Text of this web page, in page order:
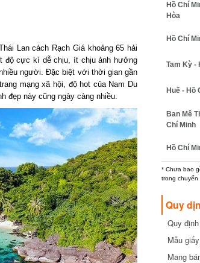
Lan cách Rạch Giá khoảng 65 hải
cực kì dễ chịu, ít chịu ảnh hưởng
người. Đặc biệt với thời gian gần
mạng xã hội, độ hot của Nam Du
này cũng ngày càng nhiều.
Hồ Chí
Hòa
Hồ Chí
Tam Kỳ -
Huế - Hồ
Ban Mê
Chí Minh
Hồ Chí
* Chưa bao
trong chuyến
Quy
Quy
cần biết
Mẫu
Mang